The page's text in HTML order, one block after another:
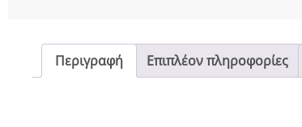
Περιγραφή Επιπλέον πληροφορίες